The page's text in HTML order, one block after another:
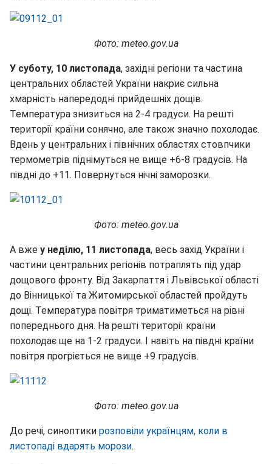
Фото: meteo.gov.ua
У суботу, 10 листопада, західні регіони та частина
центральних областей України накриє сильна
хмарність напередодні прийдешніх дощів.
Температура знизиться на 2-4 градуси. На решті
території країни сонячно, але також значно похолодає.
Вдень у центральних і північних областях стовпчики
термометрів піднімуться не вище +6-8 градусів. На
півдні до +11. Повернуться нічні заморозки.
Фото: meteo.gov.ua
А вже у неділю, 11 листопада, весь захід України і
частини центральних регіонів потраплять під удар
дощового фронту. Від Закарпаття і Львівської області
до Вінницької та Житомирської областей пройдуть
дощі. Температура повітря триматиметься на рівні
попереднього дня. На решті території країни
похолодає ще на 1-2 градуси. І навіть на півдні країни
повітря прогріється не вище +9 градусів.
Фото: meteo.gov.ua
До речі, синоптики розповіли українцям, коли в
листопаді вдарять морози.